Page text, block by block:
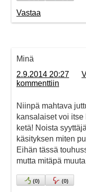
Vastaa
Minä
2.9.2014 20:27
kommenttiin
Niinpä mahtava
kansalaiset voi
ketä! Noista
käsityksen miten
Eihän tässä
mutta mitäpä
(0) (0)